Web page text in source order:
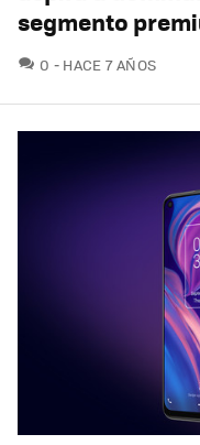
segmento
0 COMENTARIOS
HACE 7 AÑOS